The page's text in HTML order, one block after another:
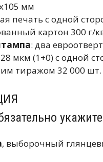
мм
печать с одной
картон 300 г/
: два
мкм (1+0) с одной
тиражом 32 000 шт.
, выборочный